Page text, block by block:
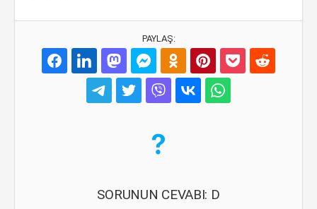
PAYLAŞ:
SORUNUN CEVABI: D